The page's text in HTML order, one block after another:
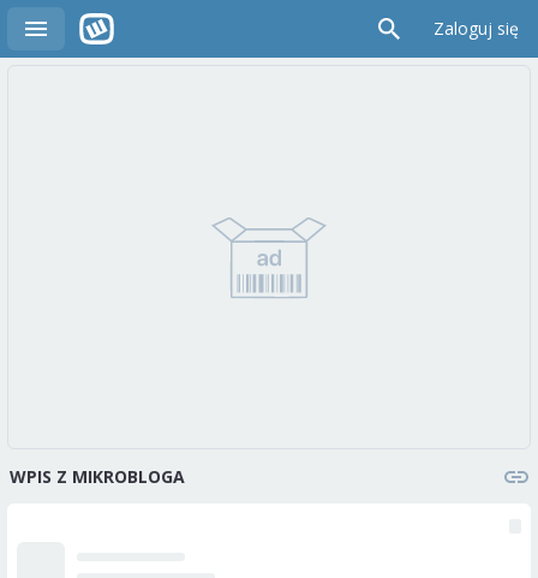
Zaloguj się
WPIS Z MIKROBLOGA